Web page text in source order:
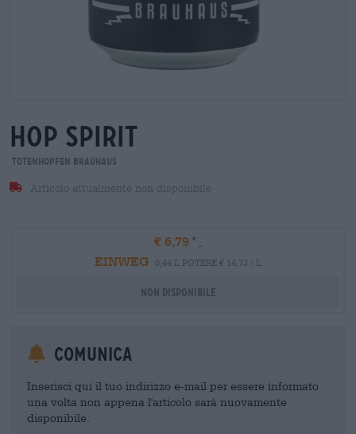
hop spirit
Totenhopfen Brauhaus
Articolo attualmente non disponibile
€ 6,79
EINWEG
0,44 L POTERE € 14,73 / L
Non disponibile
Comunica
Inserisci qui il tuo indirizzo e-mail per essere informato
una volta non appena l'articolo sarà nuovamente
disponibile.